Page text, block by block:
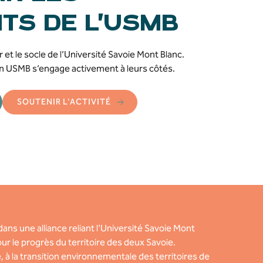
DE L’USMB
le socle de l’Université Savoie Mont Blanc.
USMB s’engage activement à leurs côtés.
SOUTENIR L'ACTIVITÉ
une alliance reliant l’Université Savoie Mont
le progrès du territoire des deux Savoie.
à la transition environnementale des territoires de